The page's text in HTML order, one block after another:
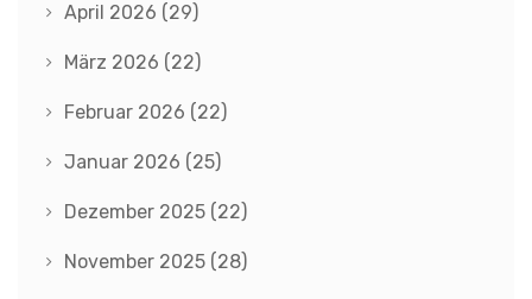
April 2026 (29)
März 2026 (22)
Februar 2026 (22)
Januar 2026 (25)
Dezember 2025 (22)
November 2025 (28)